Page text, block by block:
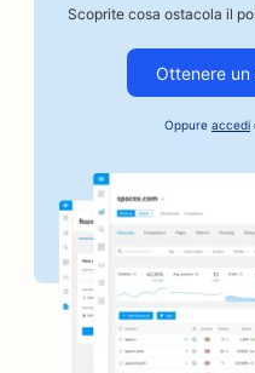
SEO per le aziende
SEO per i servizi di
SEO per le banche
SEO per panifici
SEO per i barbieri
SEO per i barbecue
Scoprite cosa ostacola il
Ottenere
Oppure accedi